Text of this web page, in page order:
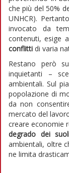
che più del 50%
UNHCR).
invocato da
contenuti, esige
conflitti di varia
Restano però
inquietanti –
ambientali. Sul
popolazione di
da non
mercato del
creare economie
degrado dei
ambientali, oltre
ne limita